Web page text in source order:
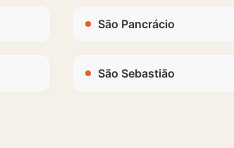
São Pancrácio
São Sebastião